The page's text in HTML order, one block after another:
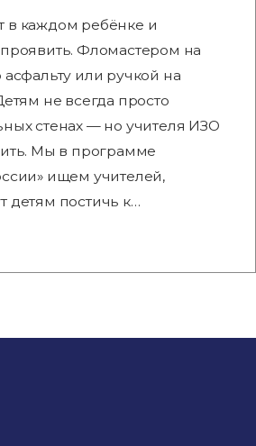
в каждом ребёнке и
Фломастером на
или ручкой на
не всегда просто
стенах — но учителя ИЗО
Мы в программе
ищем учителей,
детям постичь к…